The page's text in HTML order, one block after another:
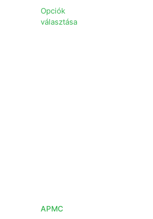
Opciók
választása
APMC